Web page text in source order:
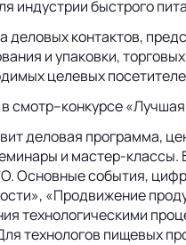
индустрии быстрого
контактов,
и упаковки,
целевых
смотр–конкурсе
деловая программа,
и мастер-
Основные события,
«Продвижение
технологическими
технологов пищевых